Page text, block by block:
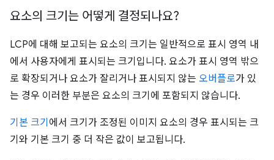
요소의 크기는 어떻게 결정되나요?
LCP에 대해 보고되는 요소의 크기는 일반적으로 표시 영역 내
에서 사용자에게 표시되는 크기입니다. 요소가 표시 영역 밖으
로 확장되거나 요소가 잘리거나 표시되지 않는 오버플로가 있
는 경우 이러한 부분은 요소의 크기에 포함되지 않습니다.
기본 크기 에서 크기가 조정된 이미지 요소의 경우 표시되는 크
기와 기본 크기 중 더 작은 값이 보고됩니다.